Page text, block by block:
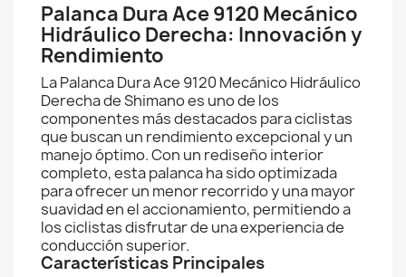
Palanca Dura Ace 9120 Mecánico
Hidráulico Derecha: Innovación y
Rendimiento
La Palanca Dura Ace 9120 Mecánico Hidráulico
Derecha de Shimano es uno de los
componentes más destacados para ciclistas
que buscan un rendimiento excepcional y un
manejo óptimo. Con un rediseño interior
completo, esta palanca ha sido optimizada
para ofrecer un menor recorrido y una mayor
suavidad en el accionamiento, permitiendo a
los ciclistas disfrutar de una experiencia de
conducción superior.
Características Principales